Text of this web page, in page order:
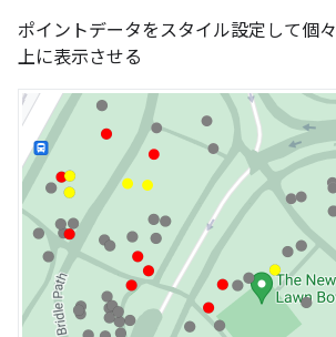
ポイントデータをスタイル設定して個
上に表示させる